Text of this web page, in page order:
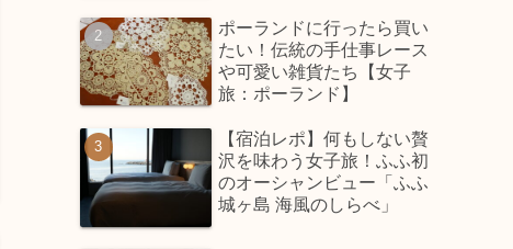
ポーランドに行ったら買い
たい！伝統の手仕事レース
や可愛い雑貨たち【女子
旅：ポーランド】
【宿泊レポ】何もしない贅
沢を味わう女子旅！ふふ初
のオーシャンビュー「ふふ
城ヶ島 海風のしらべ」